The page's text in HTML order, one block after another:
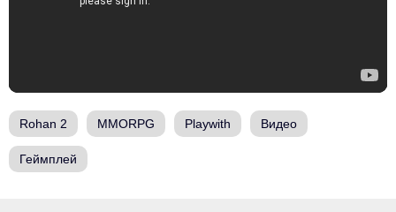
Rohan 2 MMORPG Playwith Видео
Геймплей